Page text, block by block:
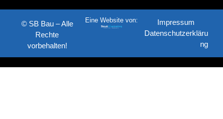
© SB Bau– Alle
Rechte
vorbehalten!
Eine Website von:
Impressum
Datenschutzerkläru
ng